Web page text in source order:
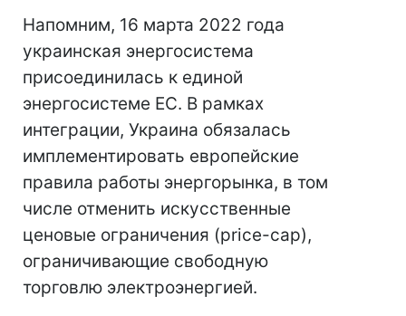
Напомним, 16 марта 2022 года
украинская энергосистема
присоединилась к единой
энергосистеме ЕС. В рамках
интеграции, Украина обязалась
имплементировать европейские
правила работы энергорынка, в том
числе отменить искусственные
ценовые ограничения (price-cap),
ограничивающие свободную
торговлю электроэнергией.